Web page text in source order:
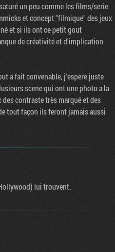
un peu comme les films/serie
et concept "filmique" des jeux
et si ils ont ce petit gout
de créativité et d'implication
a fait convenable, j'espere juste
scene qui ont une photo a la
contraste très marqué et des
tout façon ils feront jamais aussi
lui trouvent.